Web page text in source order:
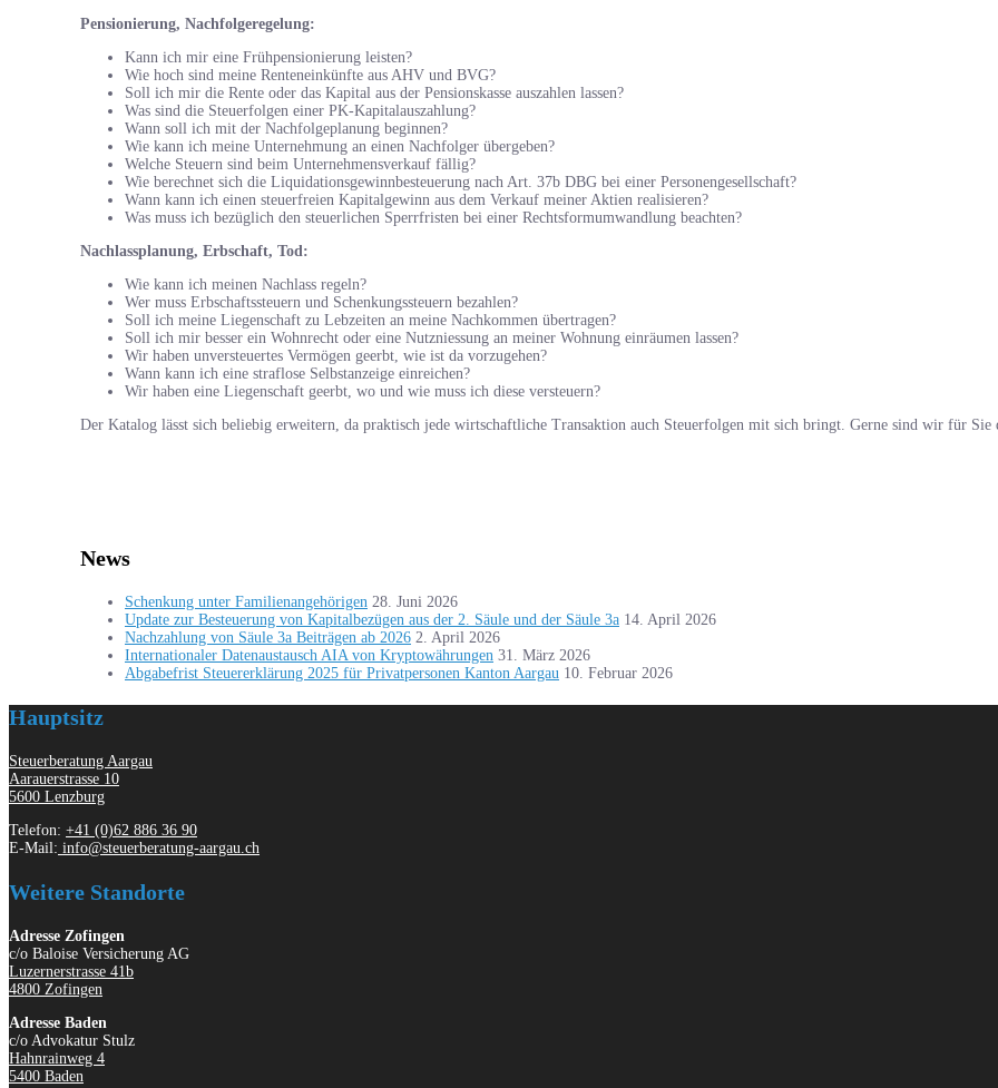
Pensionierung, Nachfolgeregelung:
Kann ich mir eine Frühpensionierung leisten?
Wie hoch sind meine Renteneinkünfte aus AHV und BVG?
Soll ich mir die Rente oder das Kapital aus der Pensionskasse auszahlen lassen?
Was sind die Steuerfolgen einer PK-Kapitalauszahlung?
Wann soll ich mit der Nachfolgeplanung beginnen?
Wie kann ich meine Unternehmung an einen Nachfolger übergeben?
Welche Steuern sind beim Unternehmensverkauf fällig?
Wie berechnet sich die Liquidationsgewinnbesteuerung nach Art. 37b DBG bei einer Personengesellschaft?
Wann kann ich einen steuerfreien Kapitalgewinn aus dem Verkauf meiner Aktien realisieren?
Was muss ich bezüglich den steuerlichen Sperrfristen bei einer Rechtsformumwandlung beachten?
Nachlassplanung, Erbschaft, Tod:
Wie kann ich meinen Nachlass regeln?
Wer muss Erbschaftssteuern und Schenkungssteuern bezahlen?
Soll ich meine Liegenschaft zu Lebzeiten an meine Nachkommen übertragen?
Soll ich mir besser ein Wohnrecht oder eine Nutzniessung an meiner Wohnung einräumen lassen?
Wir haben unversteuertes Vermögen geerbt, wie ist da vorzugehen?
Wann kann ich eine straflose Selbstanzeige einreichen?
Wir haben eine Liegenschaft geerbt, wo und wie muss ich diese versteuern?
Der Katalog lässt sich beliebig erweitern, da praktisch jede wirtschaftliche Transaktion auch Steuerfolgen mit sich bringt. Gerne sind wir für Sie
News
Schenkung unter Familienangehörigen 28. Juni 2026
Update zur Besteuerung von Kapitalbezügen aus der 2. Säule und der Säule 3a 14. April 2026
Nachzahlung von Säule 3a Beiträgen ab 2026 2. April 2026
Internationaler Datenaustausch AIA von Kryptowährungen 31. März 2026
Abgabefrist Steuererklärung 2025 für Privatpersonen Kanton Aargau 10. Februar 2026
Hauptsitz
Steuerberatung Aargau
Aarauerstrasse 10
5600 Lenzburg
Telefon: +41 (0)62 886 36 90
E-Mail: info@steuerberatung-aargau.ch
Weitere Standorte
Adresse Zofingen
c/o Baloise Versicherung AG
Luzernerstrasse 41b
4800 Zofingen
Adresse Baden
c/o Advokatur Stulz
Hahnrainweg 4
5400 Baden